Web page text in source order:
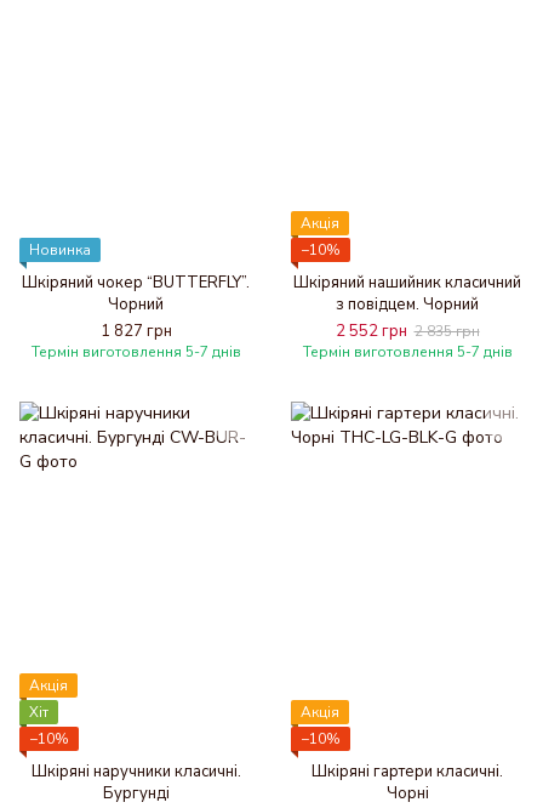
Новинка
Шкіряний чокер “BUTTERFLY”.
Чорний
1 827 грн
Термін виготовлення 5-7 днів
Акція
−10%
Шкіряний нашийник класичний
з повідцем. Чорний
2 552 грн 2 835 грн
Термін виготовлення 5-7 днів
Акція
Хіт
−10%
Шкіряні наручники класичні.
Бургунді
Акція
−10%
Шкіряні гартери класичні.
Чорні